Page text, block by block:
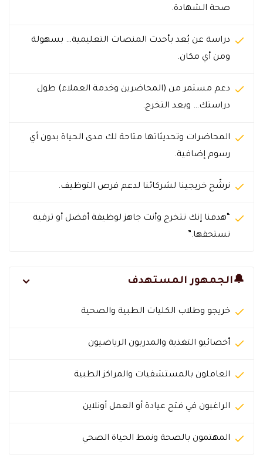
صحة الشهادة.
دراسة عن بُعد بأحدث المنصات التعليمية… بسهولة
ومن أي مكان.
دعم مستمر من (المحاضرين وخدمة العملاء) طول
دراستك… وبعد التخرج.
المحاضرات وتحديثاتها متاحة لك مدى الحياة بدون أي
رسوم إضافية.
نرشّح خريجينا لشركائنا لدعم فرص التوظيف.
“هدفنا إنك تتخرج وأنت جاهز لوظيفة أفضل أو ترقية
تستحقها.”
🔔الجمهور المستهدف
خريجو وطلاب الكليات الطبية والصحية
أخصائيو التغذية والمدربون الرياضيون
العاملون بالمستشفيات والمراكز الطبية
الراغبون في فتح عيادة أو العمل أونلاين
المهتمون بالصحة ونمط الحياة الصحي